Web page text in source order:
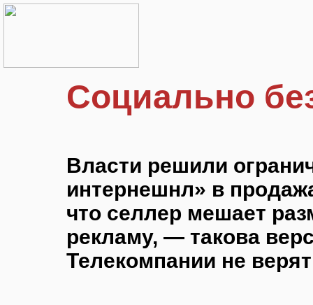
Социально
Власти решили
интернешнл» в
что селлер мешает
рекламу, — такова
Телекомпании не